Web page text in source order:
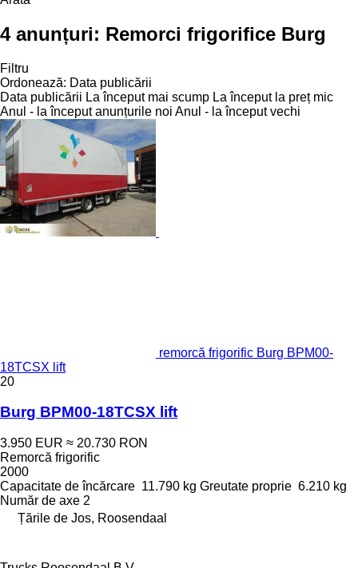
4 anunțuri: Remorci frigorifice Burg
Filtru
Ordonează: Data publicării
Data publicării La început mai scump La început la preț mic
Anul - la început anunțurile noi Anul - la început vechi
remorcă frigorific Burg BPM00-
18TCSX lift
20
Burg BPM00-18TCSX lift
3.950 EUR ≈ 20.730 RON
Remorcă frigorific
2000
Capacitate de încărcare 11.790 kg Greutate proprie 6.210 kg
Număr de axe 2
Țările de Jos, Roosendaal